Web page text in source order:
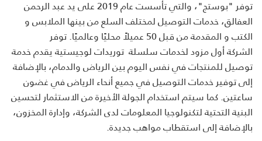
توفر "بوستج"، والتي تأسست عام 2019 على يد عبد الرحمن
العفالق، خدمات التوصيل لمختلف السلع من بينها الملابس و
الكتب و المقدمة من قبل 50 عميلاً محليًا وعالميًا. توفر
الشركة أول مزود لخدمات سلسلة توريدات لوجيستية يقدم خدمة
توصيل للمنتجات في نفس اليوم بين الرياض والدمام، بالإضافة
إلى توفير خدمات التوصيل في جميع أنحاء الرياض في غضون
ساعتين. كما سيتم استخدام الجولة الأخيرة من الاستثمار لتحسين
البنية التحتية لتكنولوجيا المعلومات لدى الشركة، وإدارة المخزون،
بالإضافة إلى استقطاب مواهب جديدة.